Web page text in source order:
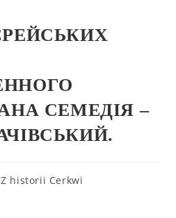
СЕМЕДІЯ –
Z historii Cerkwi